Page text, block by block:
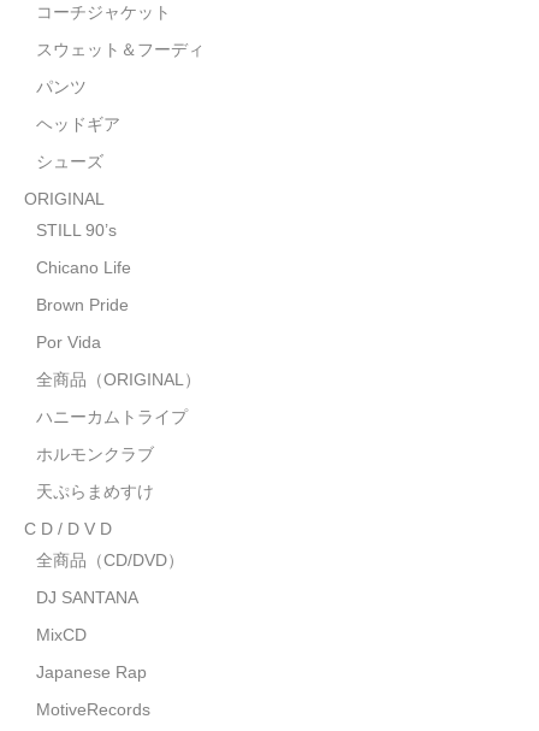
ハニーカムトライプ
天ぷらまめすけ
C D / D V D
全商品（CD/DVD）
DJ SANTANA
Japanese Rap
MotiveRecords
グ ッ ズ
タオル・リストバンド
トートバッグ
コーチジャケット
スウェット＆フーディ
パンツ
ヘッドギア
シューズ
ORIGINAL
STILL 90’s
Chicano Life
Brown Pride
Por Vida
全商品（ORIGINAL）
ハニーカムトライプ
ホルモンクラブ
天ぷらまめすけ
C D / D V D
全商品（CD/DVD）
DJ SANTANA
MixCD
Japanese Rap
MotiveRecords